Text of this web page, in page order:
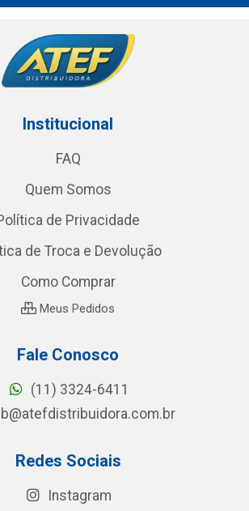
Institucional
FAQ
Quem Somos
de Privacidade
de Troca e Devolução
Como Comprar
Meus Pedidos
Fale Conosco
(11) 3324-6411
Redes Sociais
Instagram